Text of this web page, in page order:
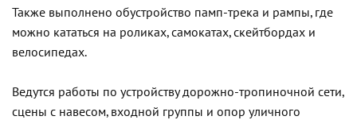
Также выполнено обустройство памп-трека и рампы, где
можно кататься на роликах, самокатах, скейтбордах и
велосипедах.
Ведутся работы по устройству дорожно-тропиночной сети,
сцены с навесом, входной группы и опор уличного